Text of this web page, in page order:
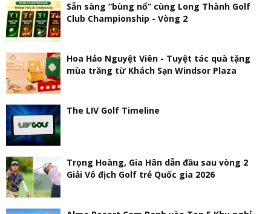
Sẵn sàng “bùng nổ” cùng Long Thành Golf
Club Championship - Vòng 2
Hoa Hảo Nguyệt Viên - Tuyệt tác quà tặng
mùa trăng từ Khách Sạn Windsor Plaza
The LIV Golf Timeline
Trọng Hoàng, Gia Hân dẫn đầu sau vòng 2
Giải Vô địch Golf trẻ Quốc gia 2026